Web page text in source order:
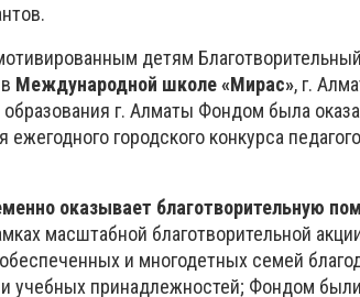
детям
Международной школе «Мирас», г.
г. Алматы Фондом была
городского конкурса
оказывает благотворительную
масштабной благотворительной
и многодетных семей
учебных принадлежностей; Фондом были